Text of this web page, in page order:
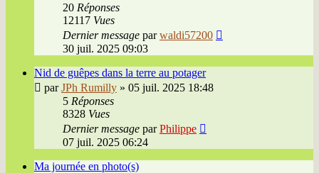
20 Réponses
12117 Vues
Dernier message parwaldi57200
30 juil. 2025 09:03
Nid de guêpes dans la terre au potager
parJPh Rumilly » 05 juil. 2025 18:48
5 Réponses
8328 Vues
Dernier message parPhilippe
07 juil. 2025 06:24
Ma journée en photo(s)